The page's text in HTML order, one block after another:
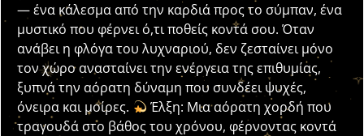
— ένα κάλεσμα από την καρδιά προς το σύμπαν, ένα
μυστικό που φέρνει ό,τι ποθείς κοντά σου. Όταν
ανάβει η φλόγα του λυχναριού, δεν ζεσταίνει μόνο
τον χώρο ανασταίνει την ενέργεια της επιθυμίας,
ξυπνά την αόρατη δύναμη που συνδέει ψυχές,
όνειρα και μοίρες.
Έλξη: Μια αόρατη χορδή που
τραγουδά στο βάθος του χρόνου, φέρνοντας κοντά